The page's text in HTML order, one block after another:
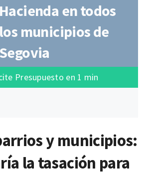
Hacienda en todos
los municipios de
Segovia
Presupuesto en 1 min
y municipios:
la tasación para